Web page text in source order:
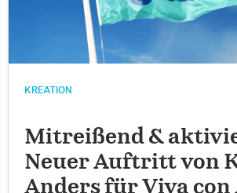
KREATION
Mitreißend &
Neuer Auftritt von
Anders für Viva con